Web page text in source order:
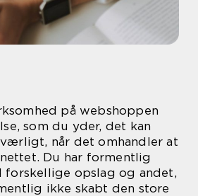
på webshoppen
som du yder, det kan
når det omhandler at
Du har formentlig
opslag og andet,
ikke skabt den store